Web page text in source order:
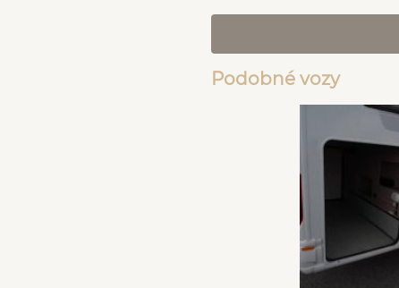
Podobné vozy